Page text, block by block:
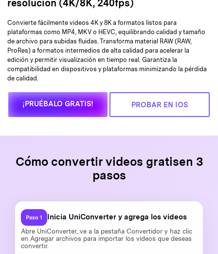
resolución (4K/8K, 240fps)
Convierte fácilmente videos 4K y 8K a formatos listos para
plataformas como MP4, MKV o HEVC, equilibrando calidad y tamaño
de archivo para subidas fluidas. Transforma material RAW (RAW,
ProRes) a formatos intermedios de alta calidad para acelerar la
edición y permitir visualización en tiempo real. Garantiza la
compatibilidad en dispositivos y plataformas minimizando la pérdida
de calidad.
¡PRUÉBALO GRATIS! PROBAR EN IOS
Cómo convertir videos gratisen 3
pasos
Paso 1 Inicia UniConverter y agrega los videos
Abre UniConverter, ve a la pestaña Convertidor y haz clic
en Agregar archivos para importar los videos que deseas
convertir.